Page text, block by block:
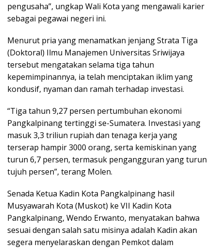
pengusaha”, ungkap Wali Kota yang mengawali karier
sebagai pegawai negeri ini.
Menurut pria yang menamatkan jenjang Strata Tiga
(Doktoral) Ilmu Manajemen Universitas Sriwijaya
tersebut mengatakan selama tiga tahun
kepemimpinannya, ia telah menciptakan iklim yang
kondusif, nyaman dan ramah terhadap investasi.
“Tiga tahun 9,27 persen pertumbuhan ekonomi
Pangkalpinang tertinggi se-Sumatera. Investasi yang
masuk 3,3 triliun rupiah dan tenaga kerja yang
terserap hampir 3000 orang, serta kemiskinan yang
turun 6,7 persen, termasuk pengangguran yang turun
tujuh persen”, terang Molen.
Senada Ketua Kadin Kota Pangkalpinang hasil
Musyawarah Kota (Muskot) ke VII Kadin Kota
Pangkalpinang, Wendo Erwanto, menyatakan bahwa
sesuai dengan salah satu misinya adalah Kadin akan
segera menyelaraskan dengan Pemkot dalam